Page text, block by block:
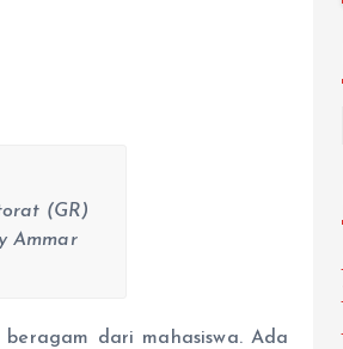
(GR)
Ammar
dari mahasiswa. Ada